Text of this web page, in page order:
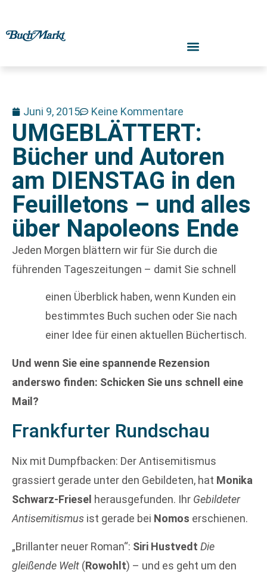
Juni 9, 2015 Keine Kommentare
UMGEBLÄTTERT:
Bücher und Autoren
am DIENSTAG in den
Feuilletons – und alles
über Napoleons Ende
Jeden Morgen blättern wir für Sie durch die
führenden Tageszeitungen – damit Sie schnell
einen Überblick haben, wenn Kunden ein
bestimmtes Buch suchen oder Sie nach
einer Idee für einen aktuellen Büchertisch.
Und wenn Sie eine spannende Rezension
anderswo finden: Schicken Sie uns schnell eine
Mail?
Frankfurter Rundschau
Nix mit Dumpfbacken: Der Antisemitismus
grassiert gerade unter den Gebildeten, hat Monika
Schwarz-Friesel herausgefunden. Ihr Gebildeter
Antisemitismus ist gerade bei Nomos erschienen.
„Brillanter neuer Roman“: Siri Hustvedt Die
gleißende Welt (Rowohlt) – und es geht um den